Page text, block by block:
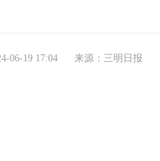
06-19 17:04 来源：三明日报